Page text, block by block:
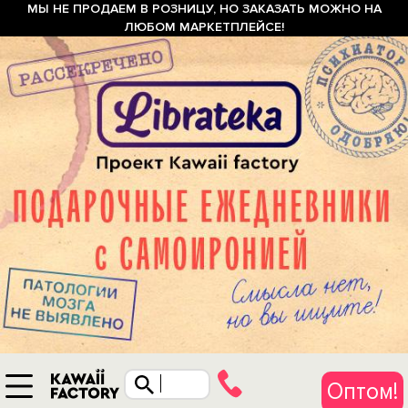
МЫ НЕ ПРОДАЕМ В РОЗНИЦУ, НО ЗАКАЗАТЬ МОЖНО НА
ЛЮБОМ МАРКЕТПЛЕЙСЕ!
Оптом!